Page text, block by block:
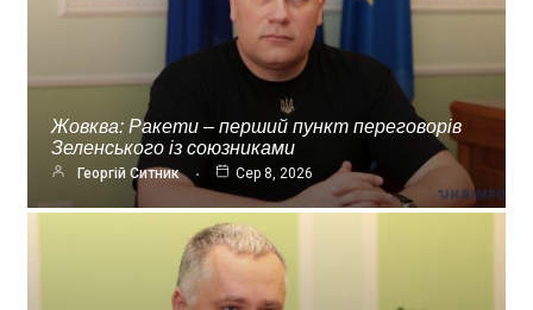
Жовква: Ракети – перший пункт переговорів
Зеленського із союзниками
Георгій Ситник Сер 8, 2026